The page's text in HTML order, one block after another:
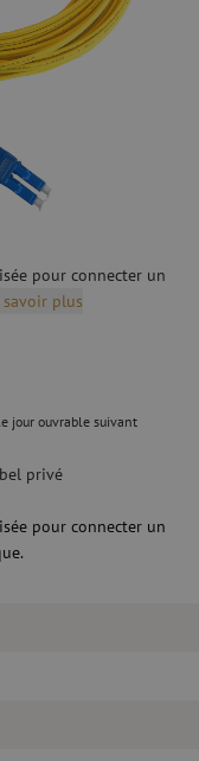
pour connecter un
savoir plus
jour ouvrable suivant
privé
pour connecter un